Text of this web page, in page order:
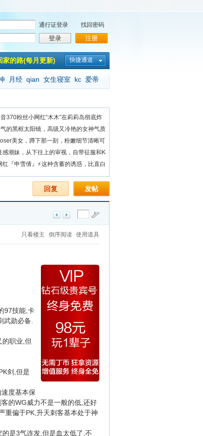
通行证登录
登录
找回密码
注册
快捷通道
家的路(每月更新)
月经 qian 女生寝室 kc 爱蒂
370粉丝小网红“木木”在莉莉岛彻底炸
的黑框太阳镜，高级又冷艳的女神气质
美女，蹲下那一刻，粉嫩细节清晰可
潮妹，从下往上的审视，自带征服和K
『申雪倩』⚡这种含蓄的诱惑，比直白
发帖
回复
只看楼主 倒序阅读 使用道具
97技能,卡
武勋必备.
的职业,但
剑,但是
度基本保
的WG威力不是一般的低,还好
重偏于PK,升天刺客基本处于神
是3气连发,但是血太低了,不